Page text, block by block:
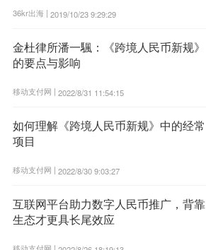
36kr出海 | 2019/10/23 9:29:29
金杜律所潘一颿：《跨境人民币新规》
的要点与影响
移动支付网 | 2022/8/31 11:54:15
如何理解《跨境人民币新规》中的经常
项目
移动支付网 | 2022/8/30 9:03:27
互联网平台助力数字人民币推广，背靠
生态才更具长尾效应
移动支付网 |